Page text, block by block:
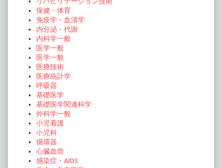
保健・体育
免疫学・血清学
内分泌・代謝
内科学一般
医学一般
医学一般
医療技術
医療統計学
呼吸器
基礎医学
基礎医学関連科学
外科学一般
小児看護
小児科
循環器
心臓血管
感染症・AIDS